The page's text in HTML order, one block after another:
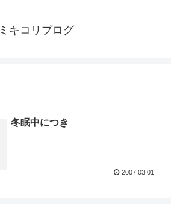
ミキコリブログ
冬眠中につき
2007.03.01